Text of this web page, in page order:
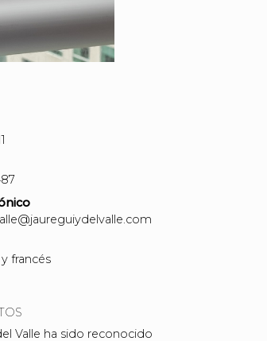
francés
Valle ha sido reconocido